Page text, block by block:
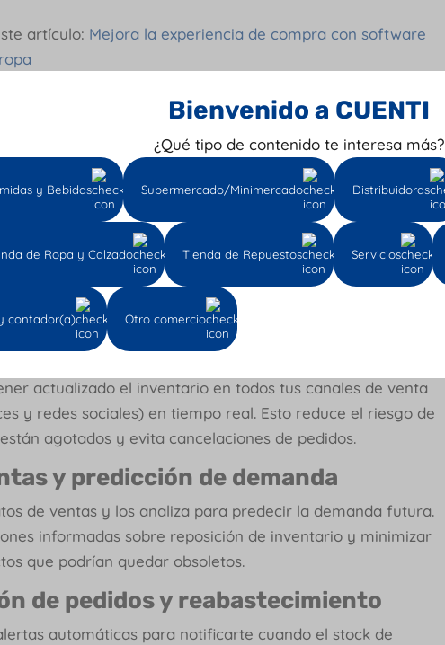
artículo: Mejora la experiencia de compra con software
para e-commerce con
anterior, la sincronización en tiempo real del
es fundamental para evitar problemas de stock y
que te permite gestionar inventarios de manera
estas son tres de las ventajas que te podemos ofrecer
de tu tienda online:
del stock en múltiples canales
actualizado el inventario en todos tus canales de venta
y redes sociales) en tiempo real. Esto reduce el riesgo de
agotados y evita cancelaciones de pedidos.
y predicción de demanda
de ventas y los analiza para predecir la demanda futura.
informadas sobre reposición de inventario y minimizar
que podrían quedar obsoletos.
de pedidos y reabastecimiento
automáticas para notificarte cuando el stock de
Bienvenido a CUENTI
¿Qué tipo de contenido te interesa más?
y Bebidas Supermercado/Minimercado Distribuidoras
de Ropa y Calzado Tienda de Repuestos Servicios
contador(a) Otro comercio